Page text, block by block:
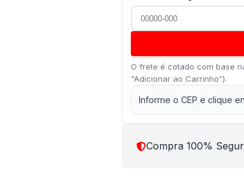
O frete é cotado com base
“Adicionar ao Carrinho”).
Informe o CEP e clique
Compra 100%